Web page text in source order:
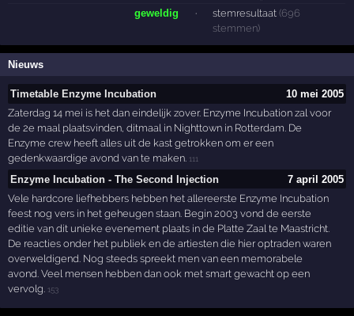
geweldig
· stemresultaat (696
stemmen)
Nieuws
Timetable Enzyme Incubation
10 mei 2005
Zaterdag 14 mei is het dan eindelijk zover. Enzyme Incubation zal voor
de 2e maal plaatsvinden, ditmaal in Nighttown in Rotterdam. De
Enzyme crew heeft alles uit de kast getrokken om er een
gedenkwaardige avond van te maken. 111
Enzyme Incubation - The Second Injection
7 april 2005
Vele hardcore liefhebbers hebben het allereerste Enzyme Incubation
feest nog vers in het geheugen staan. Begin 2003 vond de eerste
editie van dit unieke evenement plaats in de Platte Zaal te Maastricht.
De reacties onder het publiek en de artiesten die hier optraden waren
overweldigend. Nog steeds spreekt men van een memorabele
avond. Veel mensen hebben dan ook met smart gewacht op een
vervolg. 153